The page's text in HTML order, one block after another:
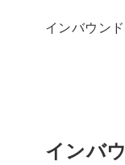
インバウン
インバ